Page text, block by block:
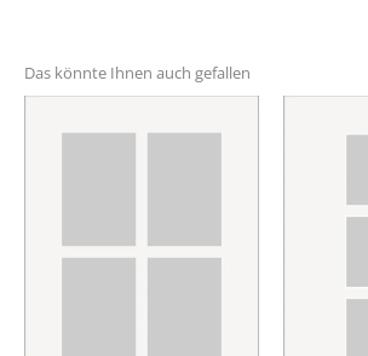
Das könnte Ihnen auch gefallen